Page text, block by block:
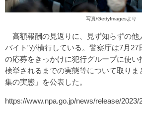
写真/GettyImagesより
高額報酬の見返りに、見ず知らずの他
バイト”が横行している。警察庁は7月
の応募をきっかけに犯行グループに使い
検挙されるまでの実態等について取りま
集の実態」を公表した。
https://www.npa.go.jp/news/release/2023/